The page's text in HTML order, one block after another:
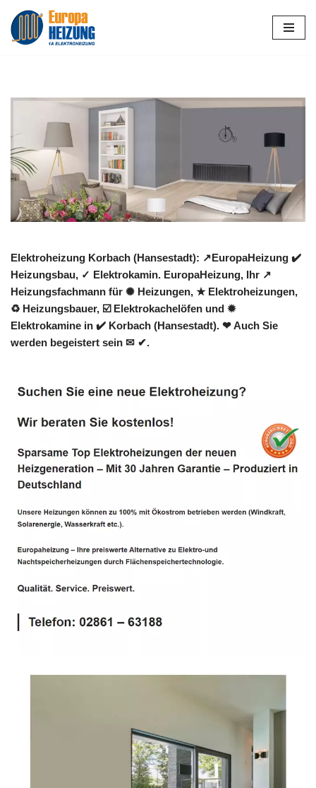
Zum
Elektroheizung Korbach (Hansestadt): ↗️EuropaHeizung ✔️
Heizungsbau, ✓ Elektrokamin. EuropaHeizung, Ihr ↗️
Heizungsfachmann für ✺ Heizungen, ★ Elektroheizungen,
♻ Heizungsbauer, ☑️ Elektrokachelöfen und ✹
Elektrokamine in ✔️ Korbach (Hansestadt). ❤ Auch Sie
werden begeistert sein ✉ ✔.